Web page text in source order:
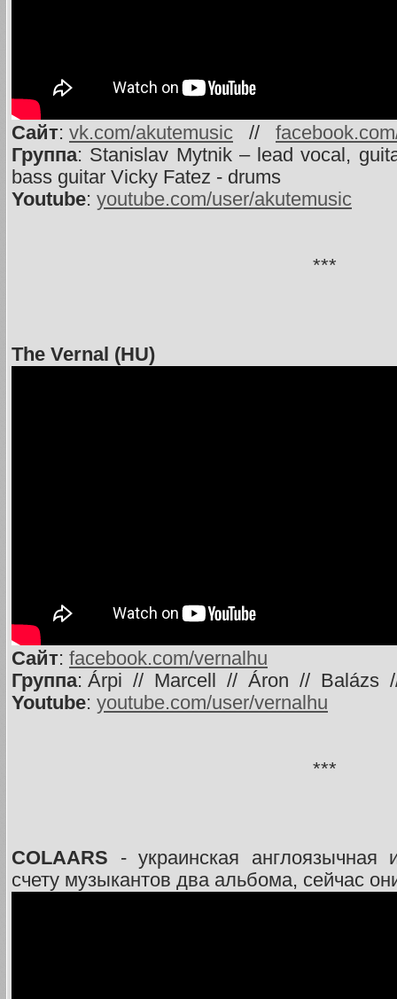
Сайт: vk.com/akutemusic //
Группа: Stanislav Mytnik – lead vocal,
bass guitar Vicky Fatez - drums
Youtube: youtube.com/user/akutemusic
***
The Vernal (HU)
Сайт: facebook.com/vernalhu
Группа: Árpi // Marcell // Áron // Balázs
Youtube: youtube.com/user/vernalhu
***
COLAARS - украинская англоязычная
счету музыкантов два альбома, сейчас